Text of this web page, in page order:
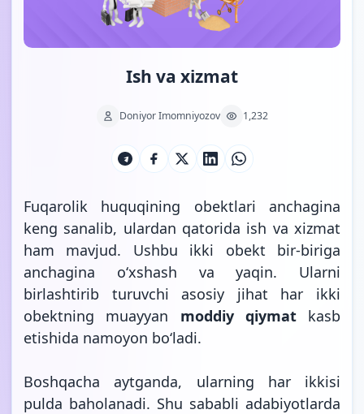
Ish va xizmat
Doniyor Imomniyozov 1,232
Fuqarolik huquqining obektlari anchagina
keng sanalib, ulardan qatorida ish va xizmat
ham mavjud. Ushbu ikki obekt bir-biriga
anchagina o‘xshash va yaqin. Ularni
birlashtirib turuvchi asosiy jihat har ikki
obektning muayyan moddiy qiymatkasb
etishida namoyon bo‘ladi.
Boshqacha aytganda, ularning har ikkisi
pulda baholanadi. Shu sababli adabiyotlarda